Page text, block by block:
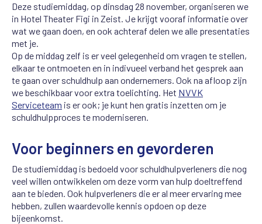
Deze studiemiddag, op dinsdag 28 november, organiseren we
in Hotel Theater Figi in Zeist. Je krijgt vooraf informatie over
wat we gaan doen, en ook achteraf delen we alle presentaties
met je.
Op de middag zelf is er veel gelegenheid om vragen te stellen,
elkaar te ontmoeten en in indivueel verband het gesprek aan
te gaan over schuldhulp aan ondernemers. Ook na afloop zijn
we beschikbaar voor extra toelichting. Het NVVK
Serviceteam is er ook; je kunt hen gratis inzetten om je
schuldhulpproces te moderniseren.
Voor beginners en gevorderen
De studiemiddag is bedoeld voor schuldhulpverleners die nog
veel willen ontwikkelen om deze vorm van hulp doeltreffend
aan te bieden. Ook hulpverleners die er al meer ervaring mee
hebben, zullen waardevolle kennis opdoen op deze
bijeenkomst.